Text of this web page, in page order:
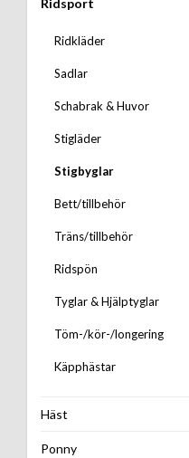
Ridsport
Ridkläder
Sadlar
Schabrak & Huvor
Stigläder
Stigbyglar
Bett/tillbehör
Träns/tillbehör
Ridspön
Tyglar & Hjälptyglar
Töm-/kör-/longering
Käpphästar
Häst
Ponny